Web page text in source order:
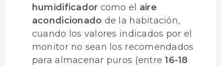
humidificador como el aire
acondicionado de la habitación,
cuando los valores indicados por el
monitor no sean los recomendados
para almacenar puros (entre16-18